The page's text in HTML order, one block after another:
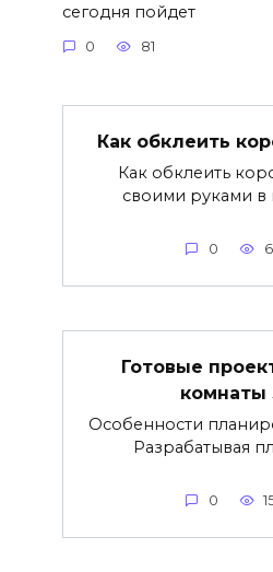
сегодня пойдет
0 81
Как обклеить
Как обклеить
своими руками
0
Готовые
комнаты
Особенности
Разрабатывая
0